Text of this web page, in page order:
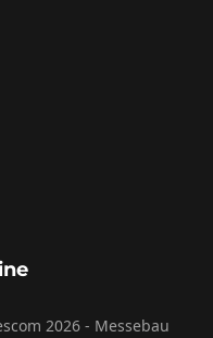
2026 - Messebau